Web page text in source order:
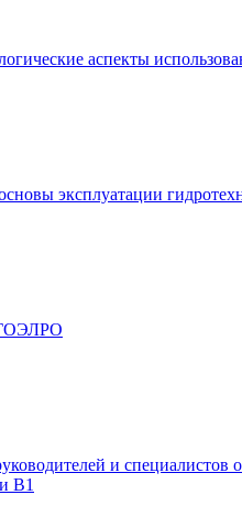
аспекты
эксплуатации
ГОЭЛРО
и специалистов
В1